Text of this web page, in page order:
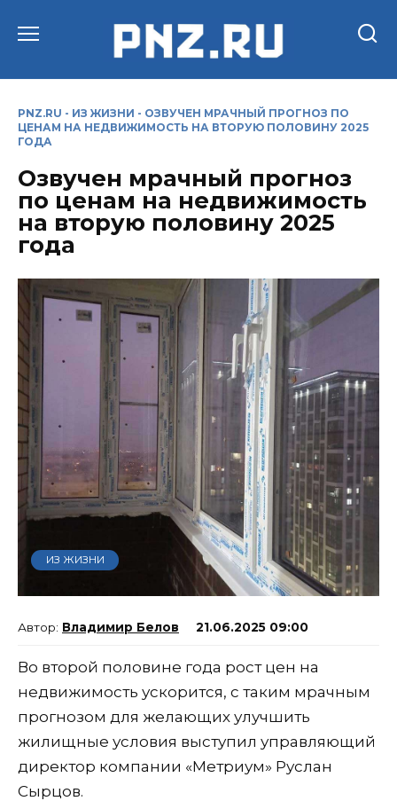
PNZ.RU - ИЗ ЖИЗНИ - ОЗВУЧЕН МРАЧНЫЙ ПРОГНОЗ ПО
ЦЕНАМ НА НЕДВИЖИМОСТЬ НА ВТОРУЮ ПОЛОВИНУ 2025
ГОДА
Озвучен мрачный прогноз
по ценам на недвижимость
на вторую половину 2025
года
ИЗ ЖИЗНИ
Владимир Белов 21.06.2025 09:00
Во второй половине года рост цен на
недвижимость ускорится, с таким мрачным
прогнозом для желающих улучшить
жилищные условия выступил управляющий
директор компании «Метриум» Руслан
Сырцов.